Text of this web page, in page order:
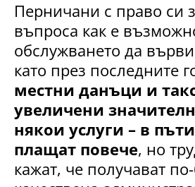
Перничани с право си
въпроса как е
обслужването да
като през последните
местни данъци и
увеличени
някои услуги – в пъти
плащат повече, но
кажат, че получават